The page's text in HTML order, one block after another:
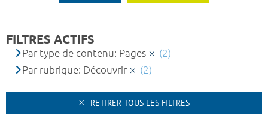
FILTRES ACTIFS
Par type de contenu: Pages
(2)
Par rubrique: Découvrir
(2)
RETIRER TOUS LES FILTRES